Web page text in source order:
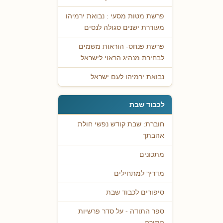
פרשת מטות מסעי : נבואת ירמיהו
מעוררת ישנים סגולה לנסים
פרשת פנחס- הוראות משמים
לבחירת מנהיג הראוי לישראל
נבואת ירמיהו לעם ישראל
לכבוד שבת
חוברת: שבת קודש נפשי חולת
אהבתך
מתכונים
מדריך למתחילים
סיפורים לכבוד שבת
ספר התודה - על סדר פרשיות